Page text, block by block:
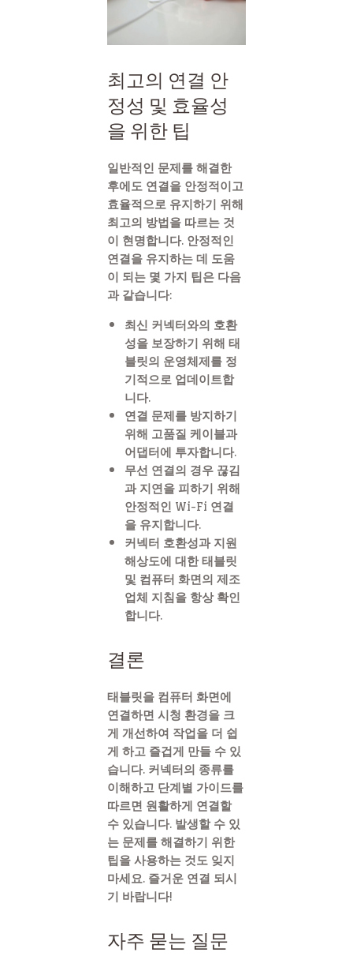
최고의 연결 안
정성 및 효율성
을 위한 팁
일반적인 문제를 해결한
후에도 연결을 안정적이고
효율적으로 유지하기 위해
최고의 방법을 따르는 것
이 현명합니다. 안정적인
연결을 유지하는 데 도움
이 되는 몇 가지 팁은 다음
과 같습니다:
최신 커넥터와의 호환
성을 보장하기 위해 태
블릿의 운영체제를 정
기적으로 업데이트합
니다.
연결 문제를 방지하기
위해 고품질 케이블과
어댑터에 투자합니다.
무선 연결의 경우 끊김
과 지연을 피하기 위해
안정적인 Wi-Fi 연결
을 유지합니다.
커넥터 호환성과 지원
해상도에 대한 태블릿
및 컴퓨터 화면의 제조
업체 지침을 항상 확인
합니다.
결론
태블릿을 컴퓨터 화면에
연결하면 시청 환경을 크
게 개선하여 작업을 더 쉽
게 하고 즐겁게 만들 수 있
습니다. 커넥터의 종류를
이해하고 단계별 가이드를
따르면 원활하게 연결할
수 있습니다. 발생할 수 있
는 문제를 해결하기 위한
팁을 사용하는 것도 잊지
마세요. 즐거운 연결 되시
기 바랍니다!
자주 묻는 질문